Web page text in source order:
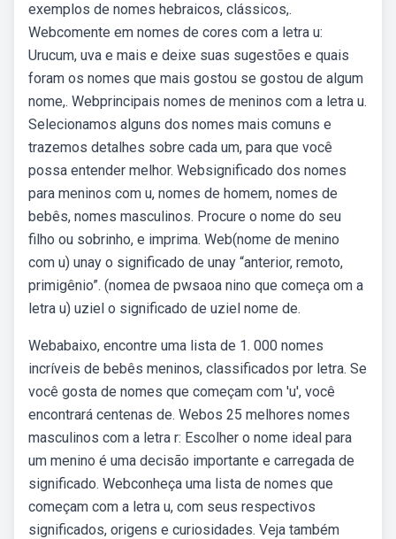
exemplos de nomes hebraicos, clássicos,.
Webcomente em nomes de cores com a letra u:
Urucum, uva e mais e deixe suas sugestões e quais
foram os nomes que mais gostou se gostou de algum
nome,. Webprincipais nomes de meninos com a letra u.
Selecionamos alguns dos nomes mais comuns e
trazemos detalhes sobre cada um, para que você
possa entender melhor. Websignificado dos nomes
para meninos com u, nomes de homem, nomes de
bebês, nomes masculinos. Procure o nome do seu
filho ou sobrinho, e imprima. Web(nome de menino
com u) unay o significado de unay “anterior, remoto,
primigênio”. (nomea de pwsaoa nino que começa om a
letra u) uziel o significado de uziel nome de.
Webabaixo, encontre uma lista de 1. 000 nomes
incríveis de bebês meninos, classificados por letra. Se
você gosta de nomes que começam com 'u', você
encontrará centenas de. Webos 25 melhores nomes
masculinos com a letra r: Escolher o nome ideal para
um menino é uma decisão importante e carregada de
significado. Webconheça uma lista de nomes que
começam com a letra u, com seus respectivos
significados, origens e curiosidades. Veja também